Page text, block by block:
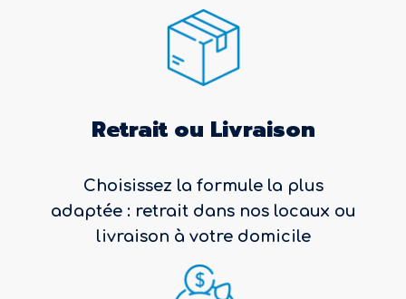
Retrait ou Livraison
Choisissez la formule la plus
adaptée : retrait dans nos locaux ou
livraison à votre domicile